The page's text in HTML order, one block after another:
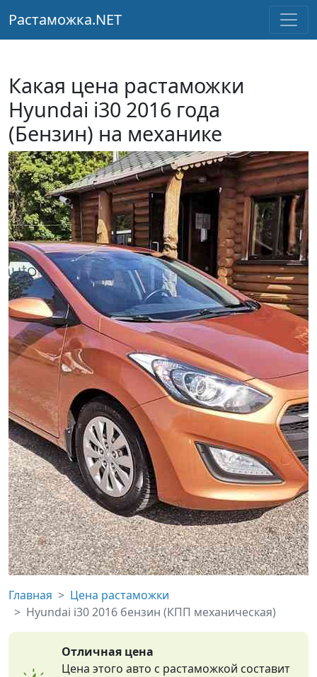
Растаможка.NET
Какая цена растаможки
Hyundai i30 2016 года
(Бензин) на механике
Главная
Цена растаможки
Hyundai i30 2016 бензин (КПП механическая)
Отличная цена
Цена этого авто с растаможкой составит